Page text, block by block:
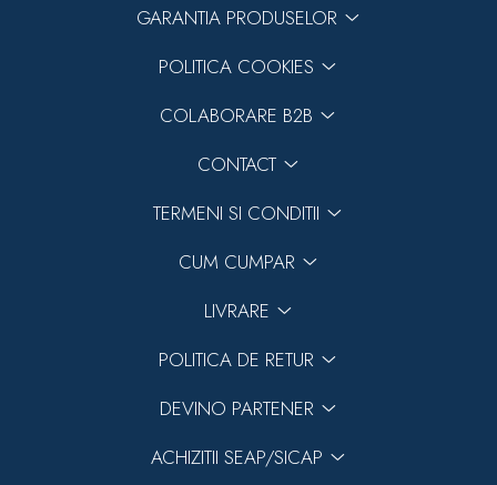
GARANTIA PRODUSELOR
POLITICA COOKIES
COLABORARE B2B
CONTACT
TERMENI SI CONDITII
CUM CUMPAR
LIVRARE
POLITICA DE RETUR
DEVINO PARTENER
ACHIZITII SEAP/SICAP